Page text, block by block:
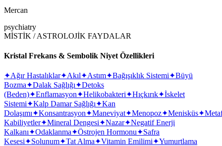
Mercan
psychiatry
MİSTİK / ASTROLOJİK FAYDALAR
Kristal Frekans & Sembolik Niyet Özellikleri
✦Ağır Hastalıklar✦Akıl✦Astım✦Bağışıklık Sistemi✦Büyü
Bozma✦Dalak Sağlığı✦Detoks
(Beden)✦Enflamasyon✦Helikobakteri✦Hıçkırık✦İskelet
Sistemi✦Kalp Damar Sağlığı✦Kan
Dolaşımı✦Konsantrasyon✦Maneviyat✦Menopoz✦Menisküs✦
Kabiliyetler✦Mineral Dengesi✦Nazar✦Negatif Enerji
Kalkanı✦Odaklanma✦Östrojen Hormonu✦Safra
Kesesi✦Solunum✦Tat Alma✦Vitamin Emilimi✦Yumurtlama